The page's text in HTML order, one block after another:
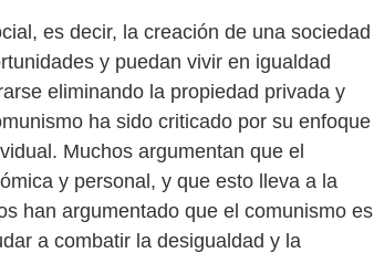
es decir, la creación de una sociedad
y puedan vivir en igualdad
eliminando la propiedad privada y
ha sido criticado por su enfoque
Muchos argumentan que el
y personal, y que esto lleva a la
han argumentado que el comunismo es
a combatir la desigualdad y la